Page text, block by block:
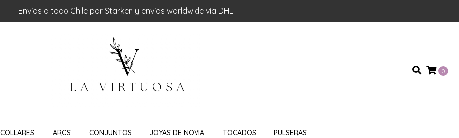
Envíos a todo Chile por Starken y envíos worldwide vía DHL
0
COLLARES AROS CONJUNTOS JOYAS DE NOVIA TOCADOS PULSERAS